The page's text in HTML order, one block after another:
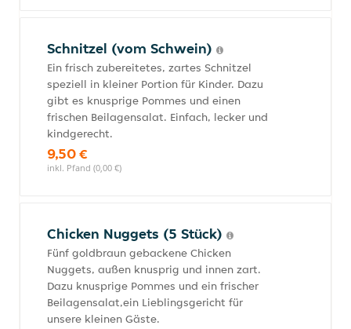
Schnitzel (vom Schwein)
Ein frisch zubereitetes, zartes Schnitzel
speziell in kleiner Portion für Kinder. Dazu
gibt es knusprige Pommes und einen
frischen Beilagensalat. Einfach, lecker und
kindgerecht.
9,50 €
inkl. Pfand (0,00 €)
Chicken Nuggets (5 Stück)
Fünf goldbraun gebackene Chicken
Nuggets, außen knusprig und innen zart.
Dazu knusprige Pommes und ein frischer
Beilagensalat,ein Lieblingsgericht für
unsere kleinen Gäste.